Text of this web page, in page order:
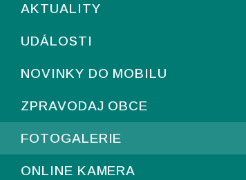
AKTUALITY
UDÁLOSTI
NOVINKY DO MOBILU
ZPRAVODAJ OBCE
FOTOGALERIE
ONLINE KAMERA